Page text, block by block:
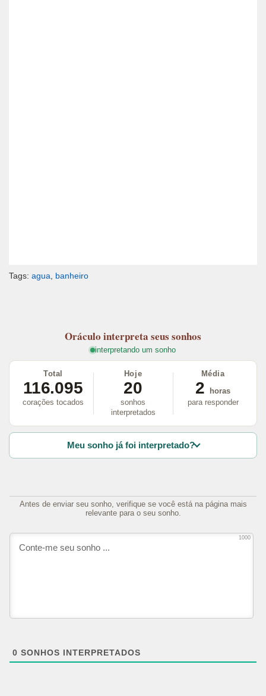
Tags: agua banheiro
Oráculo interpreta seus sonhos
interpretando um sonho
Total
116.095
corações tocados
Hoje
20
sonhos
interpretados
Média
2
horas
para responder
Meu sonho já foi interpretado?
Antes de enviar seu sonho, verifique se você está na página mais
relevante para o seu sonho.
1000
0 SONHOS INTERPRETADOS